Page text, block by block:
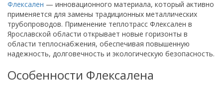
Флексален — инновационного материала, который активно
применяется для замены традиционных металлических
трубопроводов. Применение теплотрасс Флексален в
Ярославской области открывает новые горизонты в
области теплоснабжения, обеспечивая повышенную
надежность, долговечность и экологическую безопасность.
Особенности Флексалена